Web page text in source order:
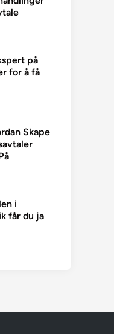
på
for å få
Skape
i
får du ja